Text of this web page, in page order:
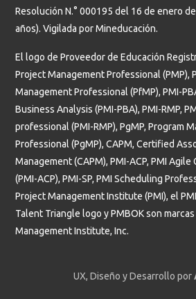
Resolución N.° 000195 del 16 de enero
años). Vigilada por Mineducación.
El logo de Proveedor de Educación
Project Management Professional (PMP),
Management Professional (PfMP), PMI-
Business Analysis (PMI-PBA), PMI-RMP,
professional (PMI-RMP), PgMP, Program
Professional (PgMP), CAPM, Certified
Management (CAPM), PMI-ACP, PMI
(PMI-ACP), PMI-SP, PMI Scheduling
Project Management Institute (PMI), el
Talent Triangle logo y PMBOK son
Management Institute, Inc.
UX, Diseño y Desarrollo por